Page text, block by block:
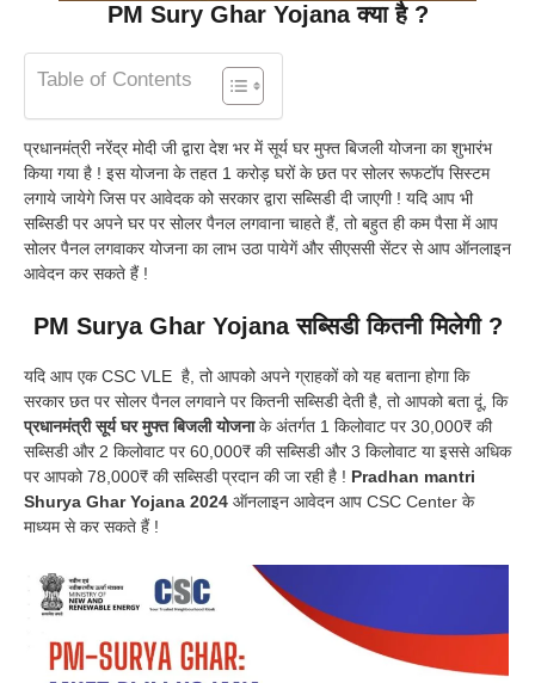
PM Sury Ghar Yojana क्या है ?
Table of Contents
प्रधानमंत्री नरेंद्र मोदी जी द्वारा देश भर में सूर्य घर मुफ्त बिजली योजना का शुभारंभ
किया गया है ! इस योजना के तहत 1 करोड़ घरों के छत पर सोलर रूफटॉप सिस्टम
लगाये जायेगे जिस पर आवेदक को सरकार द्वारा सब्सिडी दी जाएगी ! यदि आप भी
सब्सिडी पर अपने घर पर सोलर पैनल लगवाना चाहते हैं, तो बहुत ही कम पैसा में आप
सोलर पैनल लगवाकर योजना का लाभ उठा पायेगें और सीएससी सेंटर से आप ऑनलाइन
आवेदन कर सकते हैं !
PM Surya Ghar Yojana सब्सिडी कितनी मिलेगी ?
यदि आप एक CSC VLE है, तो आपको अपने ग्राहकों को यह बताना होगा कि
सरकार छत पर सोलर पैनल लगवाने पर कितनी सब्सिडी देती है, तो आपको बता दूं, कि
प्रधानमंत्री सूर्य घर मुफ्त बिजली योजनाके अंतर्गत 1 किलोवाट पर 30,000₹ की
सब्सिडी और 2 किलोवाट पर 60,000₹ की सब्सिडी और 3 किलोवाट या इससे अधिक
पर आपको 78,000₹ की सब्सिडी प्रदान की जा रही है ! Pradhan mantri
Shurya Ghar Yojana 2024 ऑनलाइन आवेदन आप CSC Center के
माध्यम से कर सकते हैं !